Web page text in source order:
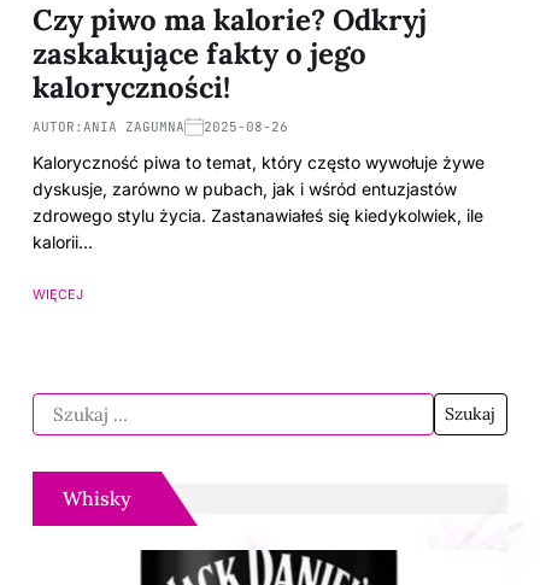
Czy piwo ma kalorie? Odkryj
zaskakujące fakty o jego
kaloryczności!
AUTOR: ANIA ZAGUMNA 2025-08-26
Kaloryczność piwa to temat, który często wywołuje żywe
dyskusje, zarówno w pubach, jak i wśród entuzjastów
zdrowego stylu życia. Zastanawiałeś się kiedykolwiek, ile
kalorii…
WIĘCEJ
Whisky